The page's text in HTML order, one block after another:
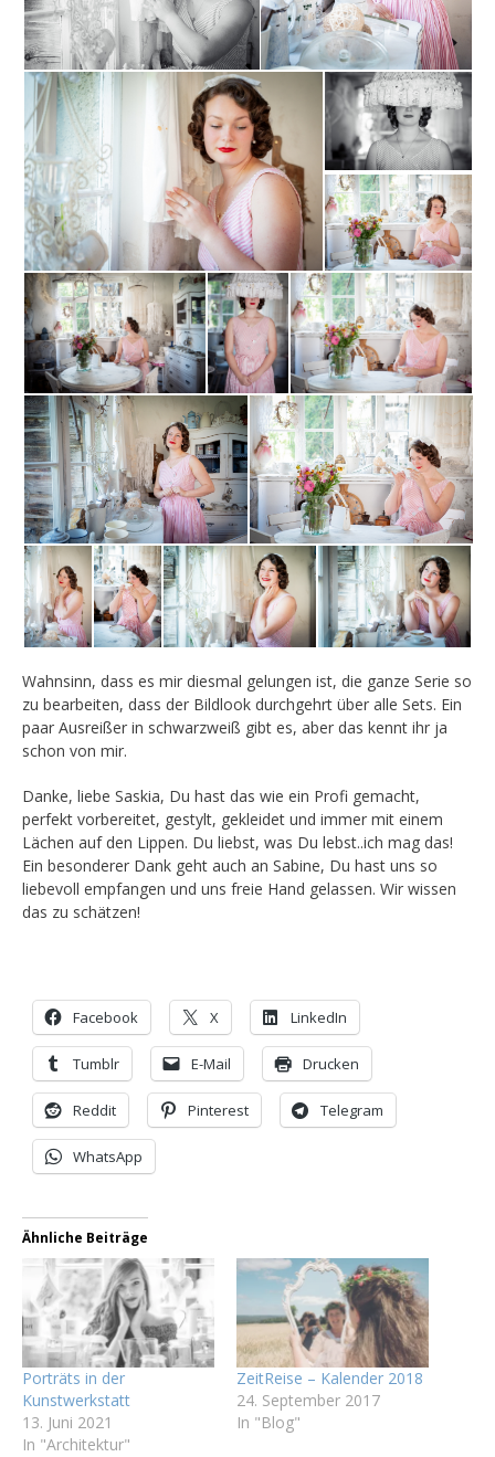
Wahnsinn, dass es mir diesmal gelungen ist, die ganze Serie so
zu bearbeiten, dass der Bildlook durchgehrt über alle Sets. Ein
paar Ausreißer in schwarzweiß gibt es, aber das kennt ihr ja
schon von mir.
Danke, liebe Saskia, Du hast das wie ein Profi gemacht,
perfekt vorbereitet, gestylt, gekleidet und immer mit einem
Lächen auf den Lippen. Du liebst, was Du lebst..ich mag das!
Ein besonderer Dank geht auch an Sabine, Du hast uns so
liebevoll empfangen und uns freie Hand gelassen. Wir wissen
das zu schätzen!
Facebook X LinkedIn
Tumblr E-Mail Drucken
Reddit Pinterest Telegram
WhatsApp
Ähnliche Beiträge
Porträts in der
Kunstwerkstatt
13. Juni 2021
In "Architektur"
ZeitReise – Kalender 2018
24. September 2017
In "Blog"